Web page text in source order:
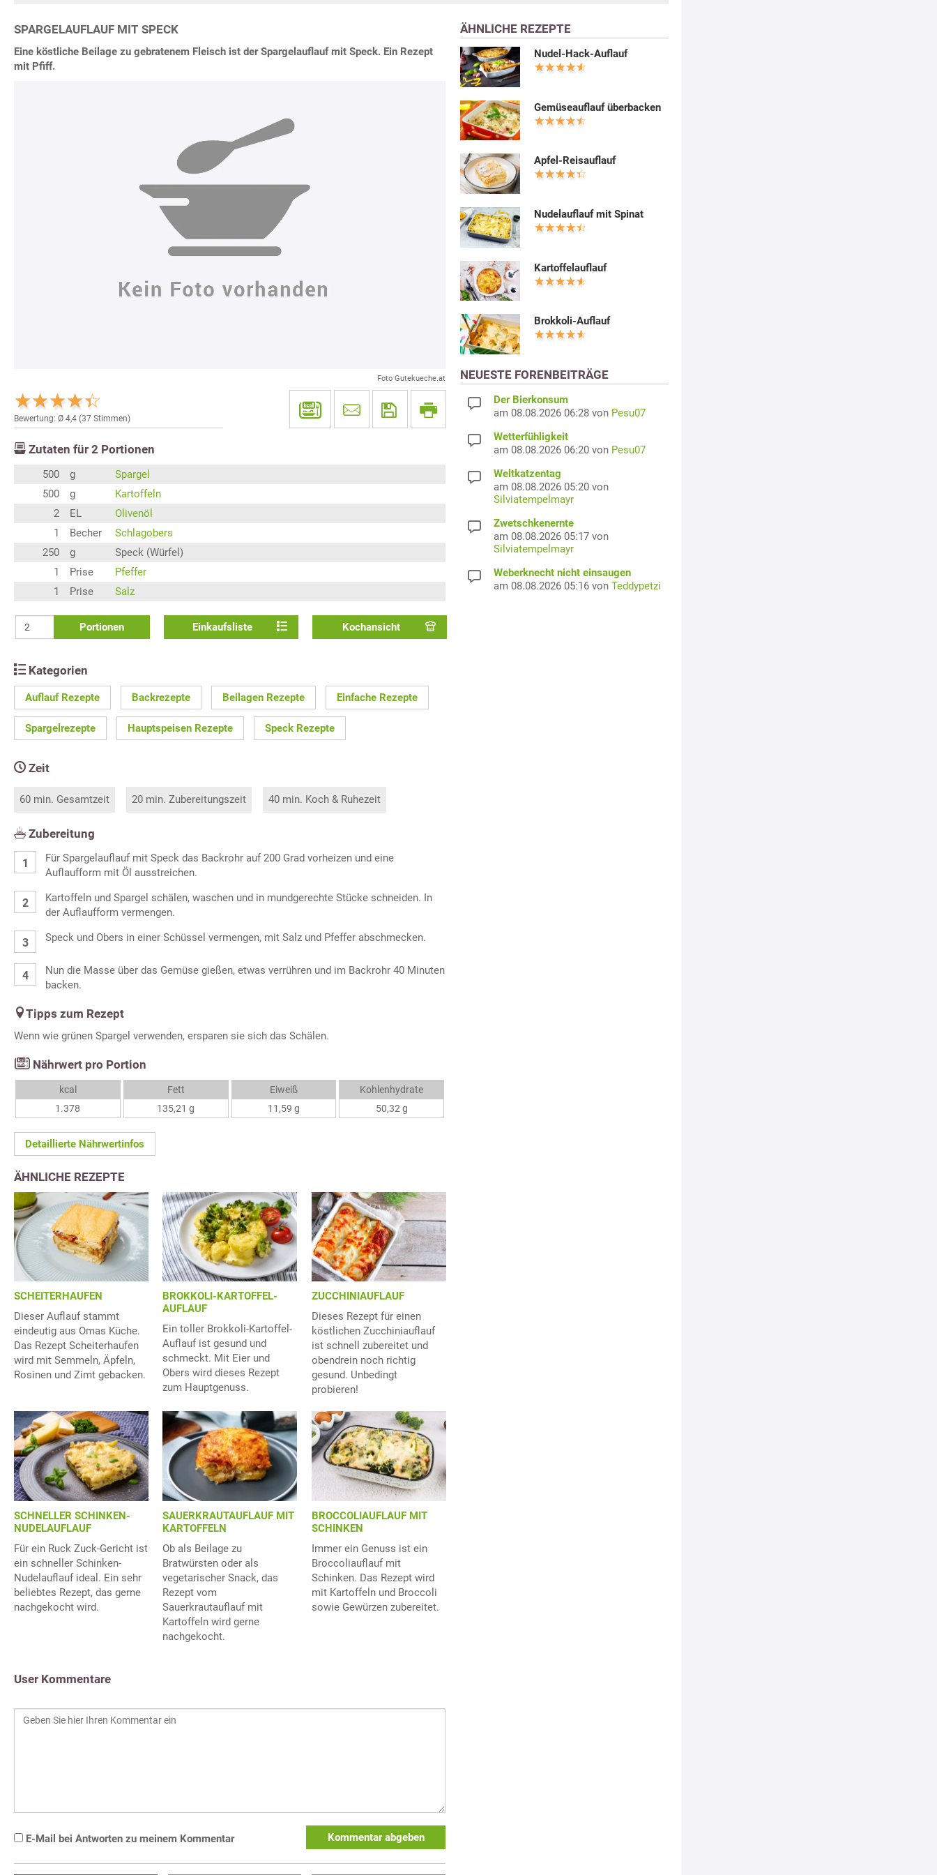
SPARGELAUFLAUF MIT SPECK
Eine köstliche Beilage zu gebratenem Fleisch ist der Spargelauflauf mit Speck. Ein Rezept
mit Pfiff.
Foto Gutekueche.at
Bewertung: Ø 4,4 (37 Stimmen)
Zutaten für 2 Portionen
500 g
Spargel
500
g
Kartoffeln
2
EL
Olivenöl
1
Becher
Schlagobers
250
g
Speck (Würfel)
1
Prise
Pfeffer
1
Prise Salz
Portionen Einkaufsliste Kochansicht
Kategorien
Auflauf Rezepte Backrezepte Beilagen Rezepte Einfache Rezepte
Spargelrezepte Hauptspeisen Rezepte Speck Rezepte
Zeit
60 min. Gesamtzeit 20 min. Zubereitungszeit 40 min. Koch & Ruhezeit
Zubereitung
Für Spargelauflauf mit Speck das Backrohr auf 200 Grad vorheizen und eine
Auflaufform mit Öl ausstreichen.
Kartoffeln und Spargel schälen, waschen und in mundgerechte Stücke schneiden. In
der Auflaufform vermengen.
Speck und Obers in einer Schüssel vermengen, mit Salz und Pfeffer abschmecken.
Nun die Masse über das Gemüse gießen, etwas verrühren und im Backrohr 40 Minuten
backen.
Tipps zum Rezept
Wenn wie grünen Spargel verwenden, ersparen sie sich das Schälen.
Nährwert pro Portion
kcal
1.378
Fett
135,21 g
Eiweiß
11,59 g
Kohlenhydrate
50,32 g
Detaillierte Nährwertinfos
ÄHNLICHE REZEPTE
SCHEITERHAUFEN
Dieser Auflauf stammt
eindeutig aus Omas Küche.
Das Rezept Scheiterhaufen
wird mit Semmeln, Äpfeln,
Rosinen und Zimt gebacken.
BROKKOLI-KARTOFFEL-
AUFLAUF
Ein toller Brokkoli-Kartoffel-
Auflauf ist gesund und
schmeckt. Mit Eier und
Obers wird dieses Rezept
zum Hauptgenuss.
ZUCCHINIAUFLAUF
Dieses Rezept für einen
köstlichen Zucchiniauflauf
ist schnell zubereitet und
obendrein noch richtig
gesund. Unbedingt
probieren!
SCHNELLER SCHINKEN-
NUDELAUFLAUF
Für ein Ruck Zuck-Gericht ist
ein schneller Schinken-
Nudelauflauf ideal. Ein sehr
beliebtes Rezept, das gerne
nachgekocht wird.
SAUERKRAUTAUFLAUF MIT
KARTOFFELN
Ob als Beilage zu
Bratwürsten oder als
vegetarischer Snack, das
Rezept vom
Sauerkrautauflauf mit
Kartoffeln wird gerne
nachgekocht.
BROCCOLIAUFLAUF MIT
SCHINKEN
Immer ein Genuss ist ein
Broccoliauflauf mit
Schinken. Das Rezept wird
mit Kartoffeln und Broccoli
sowie Gewürzen zubereitet.
User Kommentare
E-Mail bei Antworten zu meinem Kommentar Kommentar abgeben
ÄHNLICHE REZEPTE
Nudel-Hack-Auflauf
Gemüseauflauf überbacken
Apfel-Reisauflauf
Nudelauflauf mit Spinat
Kartoffelauflauf
Brokkoli-Auflauf
NEUESTE FORENBEITRÄGE
Der Bierkonsum
am 08.08.2026 06:28 von Pesu07
Wetterfühligkeit
am 08.08.2026 06:20 von Pesu07
Weltkatzentag
am 08.08.2026 05:20 von
Silviatempelmayr
Zwetschkenernte
am 08.08.2026 05:17 von
Silviatempelmayr
Weberknecht nicht einsaugen
am 08.08.2026 05:16 von Teddypetzi